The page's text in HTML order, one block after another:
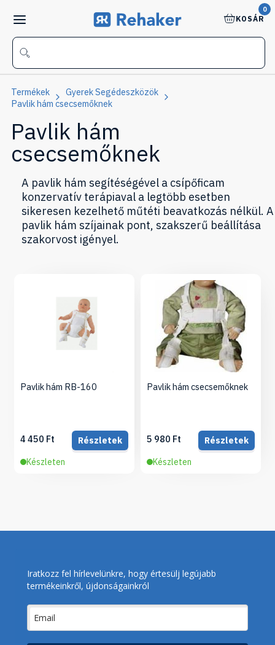
0
KOSÁR
Termékek
Gyerek Segédeszközök
Pavlik hám csecsemőknek
Pavlik hám
csecsemőknek
A pavlik hám segítéségével a csípőficam
konzervatív terápiaval a legtöbb esetben
sikeresen kezelhető műtéti beavatkozás nélkül. A
pavlik hám szíjainak pont, szakszerű beállítása
szakorvost igényel.
Pavlik hám RB-160
4 450 Ft
Részletek
Készleten
Pavlik hám csecsemőknek
5 980 Ft
Részletek
Készleten
Iratkozz fel hírlevelünkre, hogy értesülj legújabb
termékeinkről, újdonságainkról